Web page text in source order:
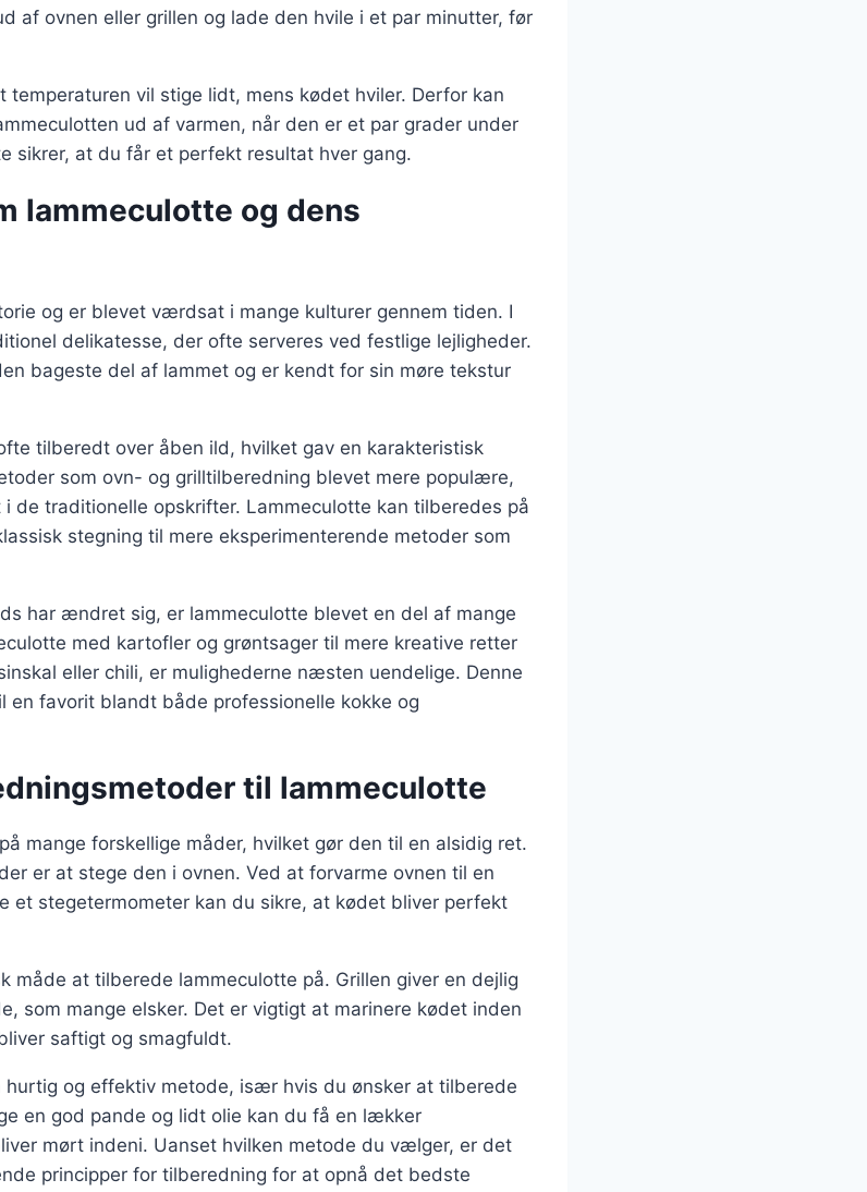
af ovnen eller grillen og lade den hvile i et par minutter, før
temperaturen vil stige lidt, mens kødet hviler. Derfor kan
ud af varmen, når den er et par grader under
sikrer, at du får et perfekt resultat hver gang.
lammeculotte og dens
og er blevet værdsat i mange kulturer gennem tiden. I
delikatesse, der ofte serveres ved festlige lejligheder.
bageste del af lammet og er kendt for sin møre tekstur
tilberedt over åben ild, hvilket gav en karakteristisk
som ovn- og grilltilberedning blevet mere populære,
de traditionelle opskrifter. Lammeculotte kan tilberedes på
stegning til mere eksperimenterende metoder som
har ændret sig, er lammeculotte blevet en del af mange
med kartofler og grøntsager til mere kreative retter
eller chili, er mulighederne næsten uendelige. Denne
en favorit blandt både professionelle kokke og
til lammeculotte
mange forskellige måder, hvilket gør den til en alsidig ret.
er at stege den i ovnen. Ved at forvarme ovnen til en
et stegetermometer kan du sikre, at kødet bliver perfekt
måde at tilberede lammeculotte på. Grillen giver en dejlig
som mange elsker. Det er vigtigt at marinere kødet inden
saftigt og smagfuldt.
hurtig og effektiv metode, især hvis du ønsker at tilberede
en god pande og lidt olie kan du få en lækker
mørt indeni. Uanset hvilken metode du vælger, er det
principper for tilberedning for at opnå det bedste